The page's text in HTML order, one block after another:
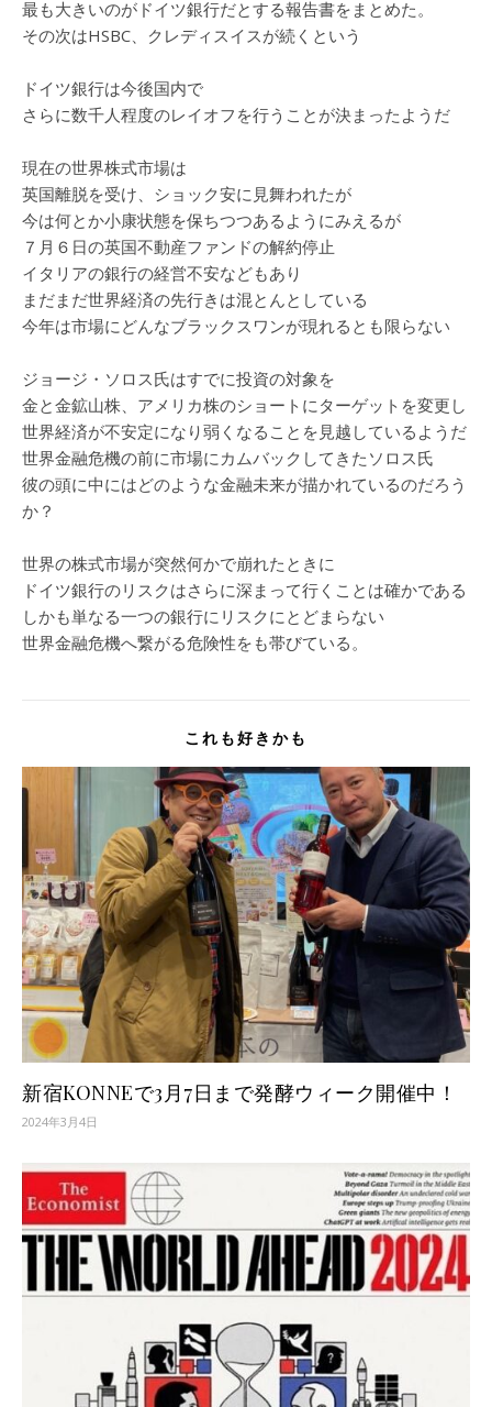
最も大きいのがドイツ銀行だとする報告書をまとめた。
その次はHSBC、クレディスイスが続くという
ドイツ銀行は今後国内で
さらに数千人程度のレイオフを行うことが決まったようだ
現在の世界株式市場は
英国離脱を受け、ショック安に見舞われたが
今は何とか小康状態を保ちつつあるようにみえるが
７月６日の英国不動産ファンドの解約停止
イタリアの銀行の経営不安などもあり
まだまだ世界経済の先行きは混とんとしている
今年は市場にどんなブラックスワンが現れるとも限らない
ジョージ・ソロス氏はすでに投資の対象を
金と金鉱山株、アメリカ株のショートにターゲットを変更し
世界経済が不安定になり弱くなることを見越しているようだ
世界金融危機の前に市場にカムバックしてきたソロス氏
彼の頭に中にはどのような金融未来が描かれているのだろう
か？
世界の株式市場が突然何かで崩れたときに
ドイツ銀行のリスクはさらに深まって行くことは確かである
しかも単なる一つの銀行にリスクにとどまらない
世界金融危機へ繋がる危険性をも帯びている。
これも好きかも
新宿KONNEで3月7日まで発酵ウィーク開催中！
2024年3月4日